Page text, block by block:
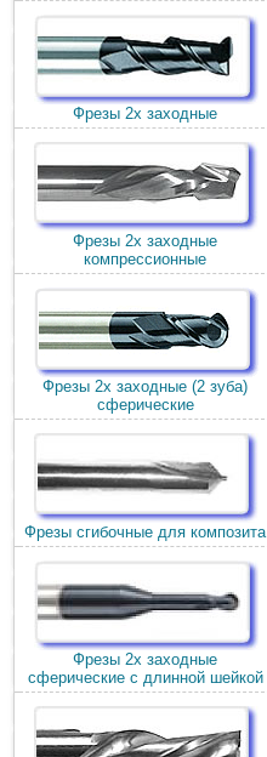
Фрезы 2х заходные
Фрезы 2х заходные
компрессионные
Фрезы 2х заходные (2 зуба)
сферические
Фрезы сгибочные для композита
Фрезы 2х заходные
сферические с длинной шейкой